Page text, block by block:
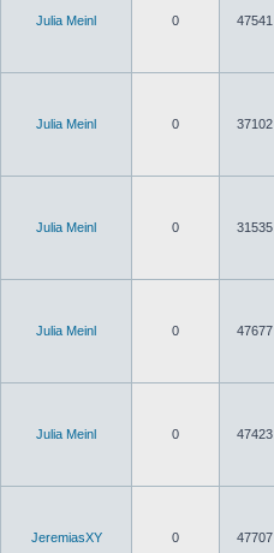
Julia Meinl 0 47541
Julia Meinl 0 37102
Julia Meinl 0 31535
Julia Meinl 0 47677
Julia Meinl 0 47423
JeremiasXY 0 47707